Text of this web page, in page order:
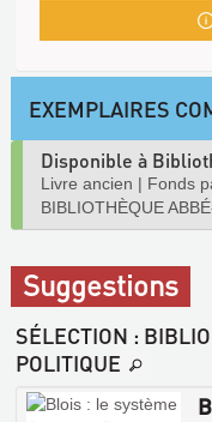
EXEMPLAIRES
Disponible à
Livre ancien | Fonds
BIBLIOTHÈQUE
Suggestions
SÉLECTION :
POLITIQUE